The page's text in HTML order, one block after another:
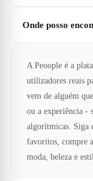
Onde posso
A Peoople é a
utilizadores reais
vem de alguém
ou a experiência -
algorítmicas. Siga
favoritos, compre
moda, beleza e